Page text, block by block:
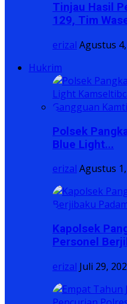
Tinjau Hasil
129, Tim
erizal Agustus
Hukrim
Polsek
Blue Light...
erizal Agustus
Kapolsek
Personel
erizal Juli 29,